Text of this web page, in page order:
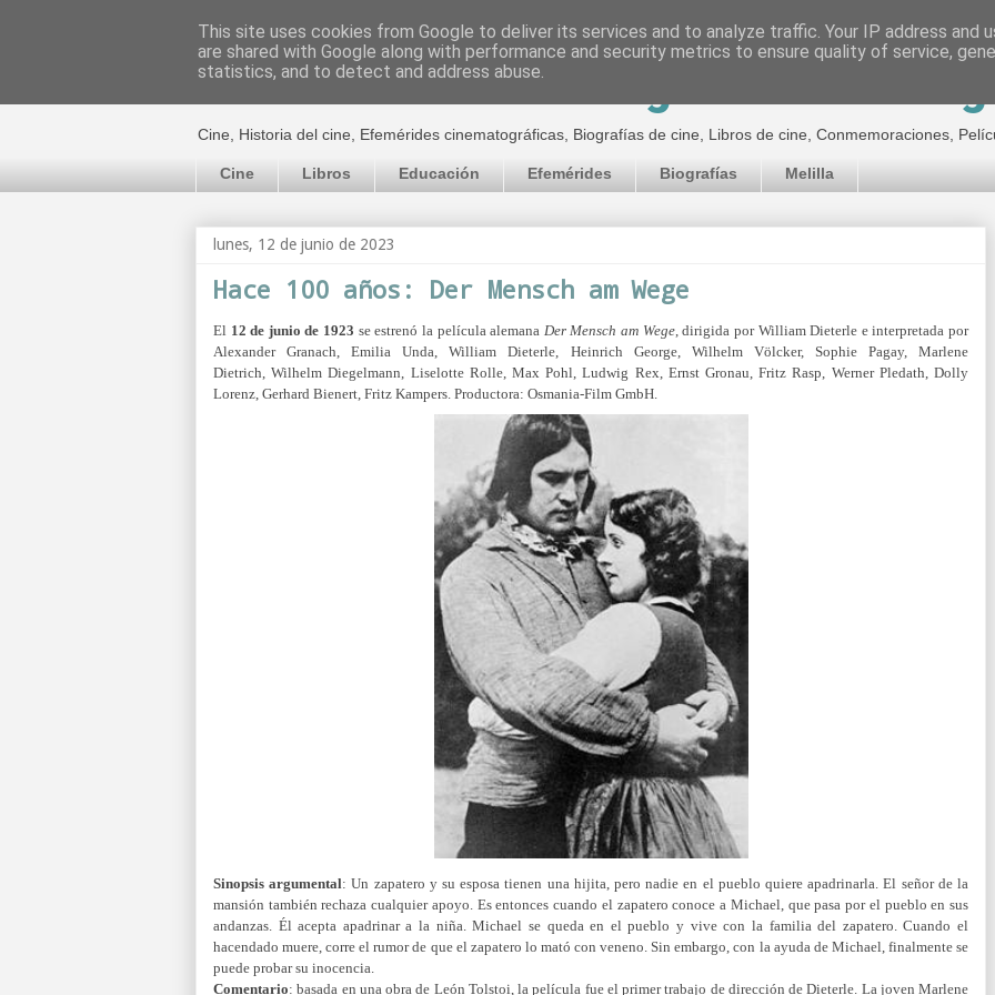
El cultural cinematográfico de
Cine, Historia del cine, Efemérides cinematográficas, Biografías de cine, Libros de cine, Conmemoraciones,
Cine Libros Educación Efemérides Biografías Melilla
lunes, 12 de junio de 2023
Hace 100 años: Der Mensch am Wege
El 12 de junio de 1923 se estrenó la película alemana Der Mensch am Wege, dirigida por William Dieterle e interpretada por
Alexander Granach, Emilia Unda, William Dieterle, Heinrich George, Wilhelm Völcker, Sophie Pagay,Marlene
Dietrich,Wilhelm Diegelmann, Liselotte Rolle,Max Pohl,Ludwig Rex, Ernst Gronau,Fritz Rasp, Werner Pledath,Dolly
Lorenz, Gerhard Bienert, Fritz Kampers. Productora: Osmania-Film GmbH.
Sinopsis argumental:Un zapatero y su esposa tienen una hijita, pero nadie en el pueblo quiere apadrinarla. El señor de la
mansión también rechaza cualquier apoyo. Es entonces cuando el zapatero conoce a Michael, que pasa por el pueblo en sus
andanzas. Él acepta apadrinar a la niña. Michael se queda en el pueblo y vive con la familia del zapatero. Cuando el
hacendado muere, corre el rumor de que el zapatero lo mató con veneno. Sin embargo, con la ayuda de Michael, finalmente se
puede probar su inocencia.
Comentario: basada en una obra de León Tolstoi, la película fue el primer trabajo de dirección de Dieterle. La joven Marlene
This site uses cookies from Google to deliver its services and to analyze traffic. Your IP address and
are shared with Google along with performance and security metrics to ensure quality of service,
statistics, and to detect and address abuse.